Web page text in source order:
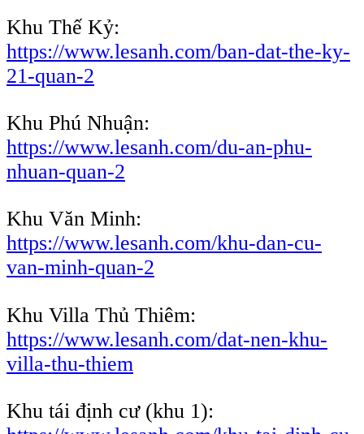
Khu Thế Kỷ:
https://www.lesanh.com/ban-dat-the-ky-
21-quan-2
Khu Phú Nhuận:
https://www.lesanh.com/du-an-phu-
nhuan-quan-2
Khu Văn Minh:
https://www.lesanh.com/khu-dan-cu-
van-minh-quan-2
Khu Villa Thủ Thiêm:
https://www.lesanh.com/dat-nen-khu-
villa-thu-thiem
Khu tái định cư (khu 1):